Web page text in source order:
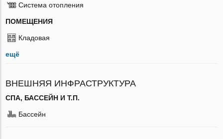
Система отопления
ПОМЕЩЕНИЯ
Кладовая
ещё
ВНЕШНЯЯ ИНФРАСТРУКТУРА
СПА, БАССЕЙН И Т.П.
Бассейн